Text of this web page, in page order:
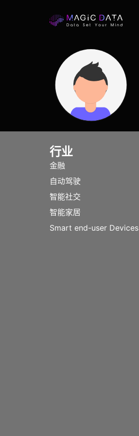
行业
金融
自动驾驶
智能社交
智能家居
Smart end-user Devices